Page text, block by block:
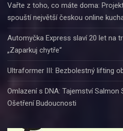
Vařte z toho, co máte doma:
spouští největší českou online
Automyčka Express slaví 20 let na
„Zaparkuj chytře“
Ultraformer III: Bezbolestný lifting
Omlazení s DNA: Tajemství Salmon
Ošetření Budoucnosti